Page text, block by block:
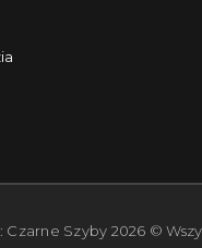
Szyby 2026 ©